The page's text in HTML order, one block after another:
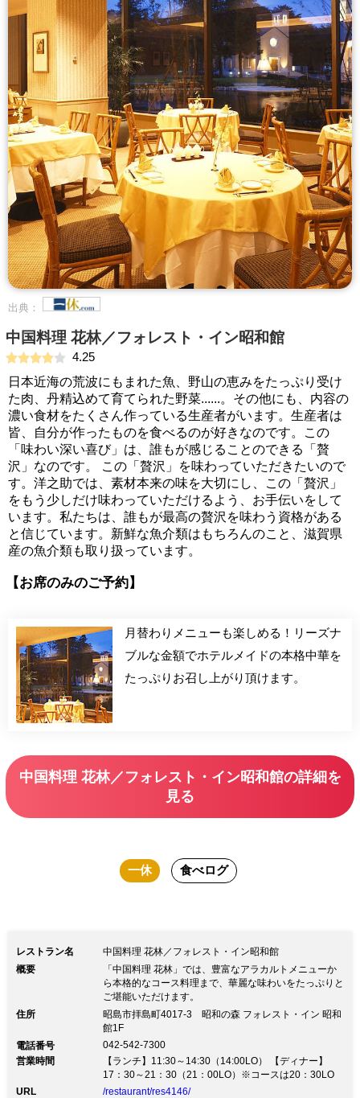
出典：
中国料理 花林／フォレスト・イン昭和館
4.25
日本近海の荒波にもまれた魚、野山の恵みをたっぷり受け
た肉、丹精込めて育てられた野菜......。その他にも、内容の
濃い食材をたくさん作っている生産者がいます。生産者は
皆、自分が作ったものを食べるのが好きなのです。この
「味わい深い喜び」は、誰もが感じることのできる「贅
沢」なのです。 この「贅沢」を味わっていただきたいので
す。洋之助では、素材本来の味を大切にし、この「贅沢」
をもう少しだけ味わっていただけるよう、お手伝いをして
います。私たちは、誰もが最高の贅沢を味わう資格がある
と信じています。新鮮な魚介類はもちろんのこと、滋賀県
産の魚介類も取り扱っています。
【お席のみのご予約】
月替わりメニューも楽しめる！リーズナ
ブルな金額でホテルメイドの本格中華を
たっぷりお召し上がり頂けます。
中国料理 花林／フォレスト・イン昭和館の詳細を
見る
一休 食べログ
レストラン名
中国料理 花林／フォレスト・イン昭和館
概要
「中国料理 花林」では、豊富なアラカルトメニューか
ら本格的なコース料理まで、華麗な味わいをたっぷりと
ご堪能いただけます。
住所
昭島市拝島町4017-3 昭和の森 フォレスト・イン 昭和
館1F
電話番号
042-542-7300
営業時間
【ランチ】11:30～14:30（14:00LO） 【ディナー】
17：30～21：30（21：00LO）※コースは20：30LO
URL
/restaurant/res4146/